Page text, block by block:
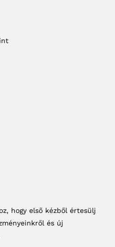
hogy első kézből értesülj
és új